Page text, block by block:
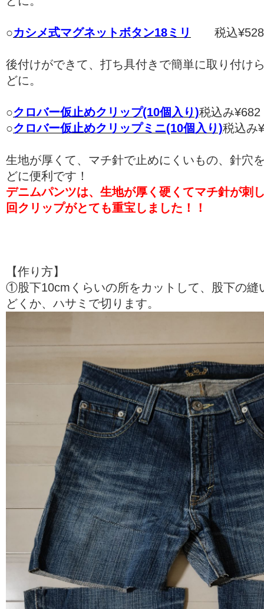
○カシメ式マグネットボタン18ミリ 税込¥528
後付けができて、打ち具付きで簡単に取り付け
どに。
○クロバー仮止めクリップ(10個入り)税込み¥682
○クロバー仮止めクリップミニ(10個入り)税込み
生地が厚くて、マチ針で止めにくいもの、針穴
どに便利です！
デニムパンツは、生地が厚く硬くてマチ針が刺
回クリップがとても重宝しました！！
【作り方】
①股下10cmくらいの所をカットして、股下の縫
どくか、ハサミで切ります。